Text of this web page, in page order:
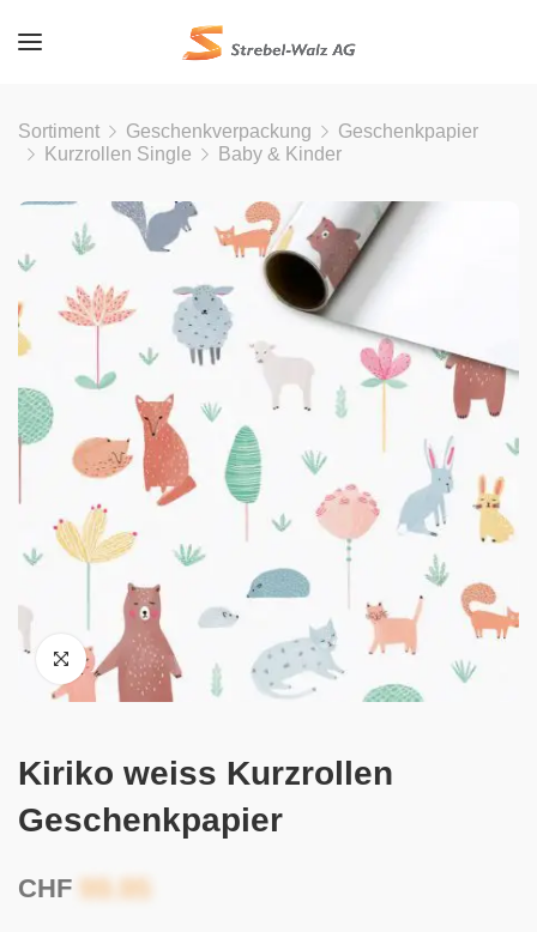
Sortiment Geschenkverpackung
Geschenkpapier
Kurzrollen Single
Baby & Kinder
Kiriko weiss Kurzrollen
Geschenkpapier
CHF